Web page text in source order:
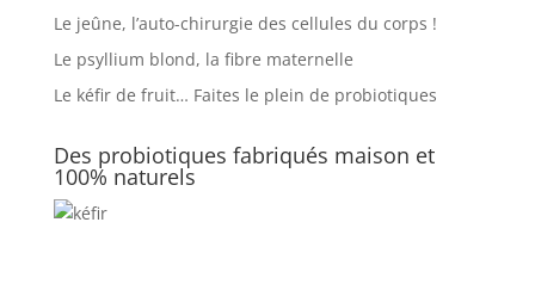
Le jeûne, l’auto-chirurgie des cellules du corps !
Le psyllium blond, la fibre maternelle
Le kéfir de fruit… Faites le plein de probiotiques
Des probiotiques fabriqués maison et
100% naturels